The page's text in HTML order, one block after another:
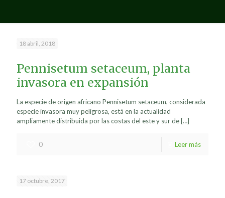
18 abril, 2018
Pennisetum setaceum, planta
invasora en expansión
La especie de origen africano Pennisetum setaceum, considerada
especie invasora muy peligrosa, está en la actualidad
ampliamente distribuida por las costas del este y sur de […]
0 Leer más
17 octubre, 2017